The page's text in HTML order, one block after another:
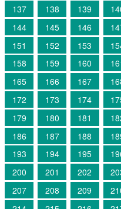
137
138 139
144
145 146
151
152 153
158
159 160
165
166 167
172
173 174
179
180 181
186
187 188
193
194 195
200
201 202
207
208 209